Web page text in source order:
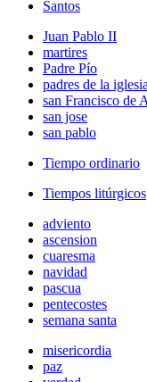
Santos
Juan Pablo II
martires
Padre Pío
padres de la iglesia
san Francisco de
san jose
san pablo
Tiempo ordinario
Tiempos litúrgicos
adviento
ascension
cuaresma
navidad
pascua
pentecostes
semana santa
misericordia
paz